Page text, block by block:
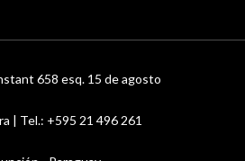
658 esq. 15 de agosto
| Tel.: +595 21 496 261